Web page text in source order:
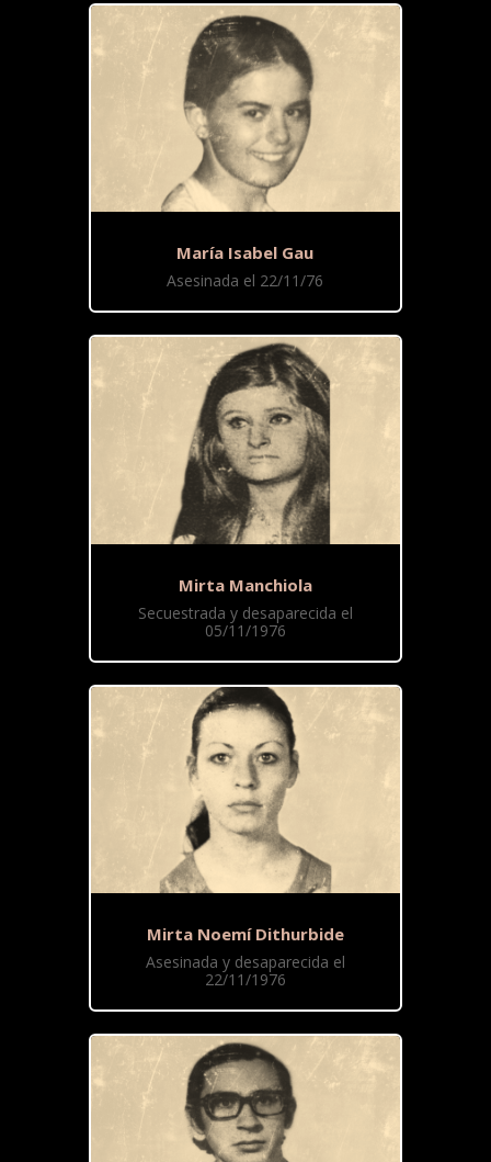
María Isabel Gau
Asesinada el 22/11/76
Mirta Manchiola
Secuestrada y desaparecida el
05/11/1976
Mirta Noemí Dithurbide
Asesinada y desaparecida el
22/11/1976